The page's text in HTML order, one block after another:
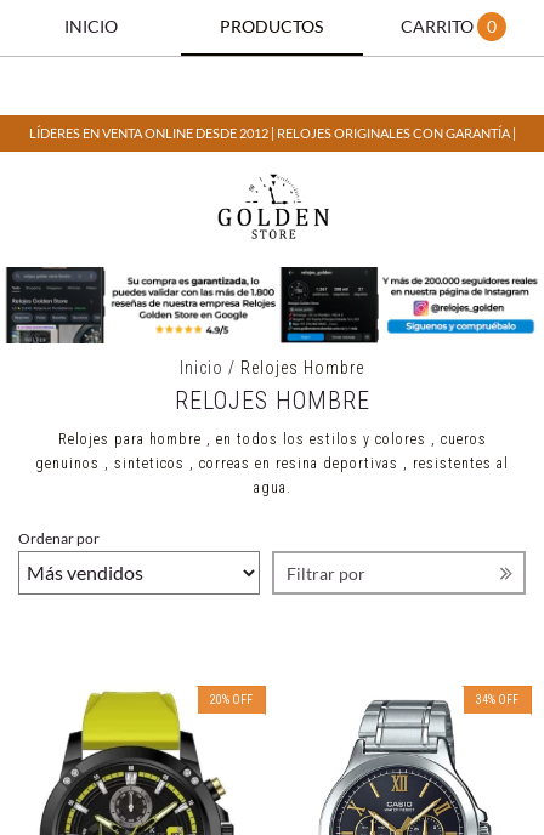
INICIO PRODUCTOS CARRITO 0
LÍDERES EN VENTA ONLINE DESDE 2012 | RELOJES ORIGINALES CON GARANTÍA |
Inicio / Relojes Hombre
RELOJES HOMBRE
Relojes para hombre , en todos los estilos y colores , cueros
genuinos , sinteticos , correas en resina deportivas , resistentes al
agua.
Ordenar por
Filtrar por
20% OFF 34% OFF